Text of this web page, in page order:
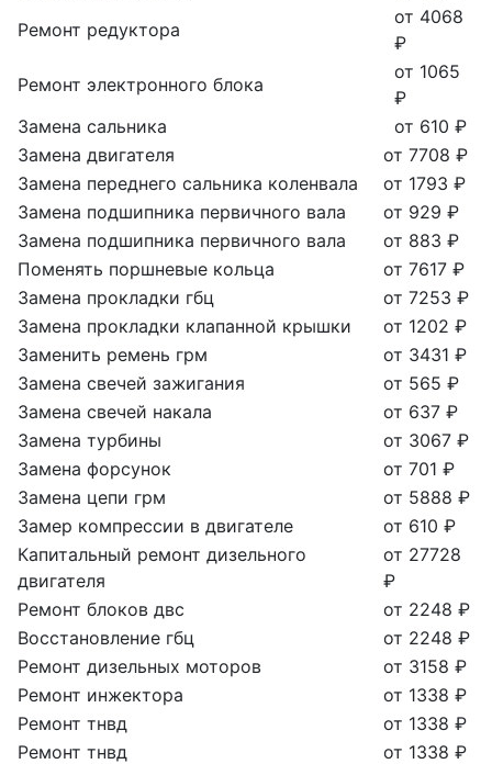
Ремонт редуктора
от 4068
₽
Ремонт электронного блока
от 1065
₽
Замена сальника
от 610 ₽
Замена двигателя
от 7708 ₽
Замена переднего сальника коленвала
от 1793 ₽
Замена подшипника первичного вала
от 929 ₽
Замена подшипника первичного вала
от 883 ₽
Поменять поршневые кольца
от 7617 ₽
Замена прокладки гбц
от 7253 ₽
Замена прокладки клапанной крышки
от 1202 ₽
Заменить ремень грм
от 3431 ₽
Замена свечей зажигания
от 565 ₽
Замена свечей накала
от 637 ₽
Замена турбины
от 3067 ₽
Замена форсунок
от 701 ₽
Замена цепи грм
от 5888 ₽
Замер компрессии в двигателе
от 610 ₽
Капитальный ремонт дизельного
двигателя
от 27728
₽
Ремонт блоков двс
от 2248 ₽
Восстановление гбц
от 2248 ₽
Ремонт дизельных моторов
от 3158 ₽
Ремонт инжектора
от 1338 ₽
Ремонт тнвд
от 1338 ₽
Ремонт тнвд
от 1338 ₽